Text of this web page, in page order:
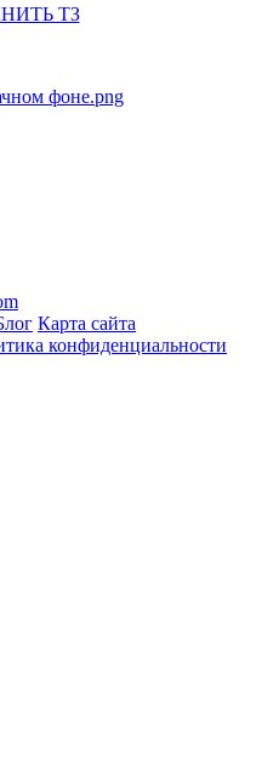
ТЗ
Карта сайта
конфиденциальности